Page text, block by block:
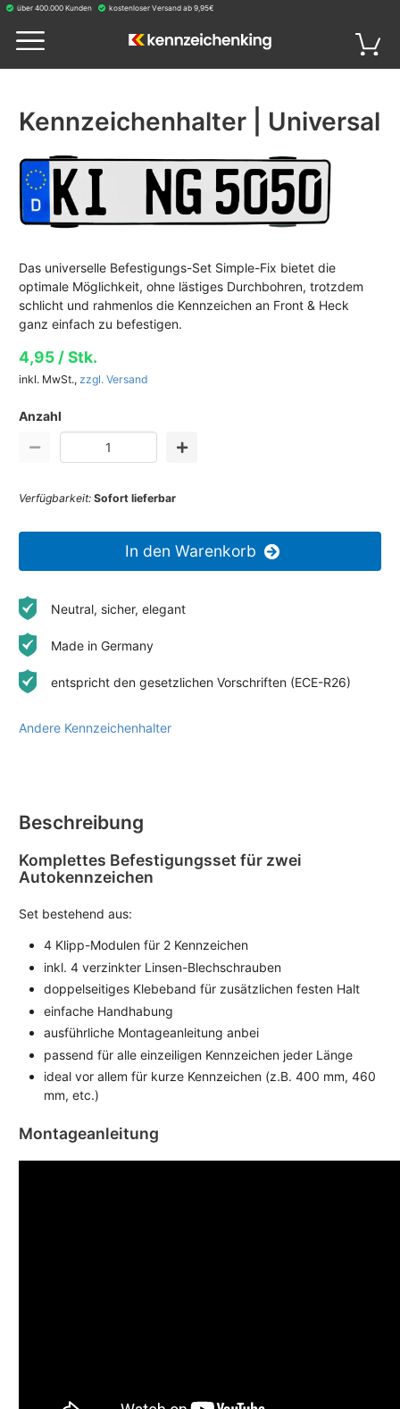
über 400.000 Kunden kostenloser Versand ab 9,95€
Kennzeichenhalter | Universal
Das universelle Befestigungs-Set Simple-Fix bietet die
optimale Möglichkeit, ohne lästiges Durchbohren, trotzdem
schlicht und rahmenlos die Kennzeichen an Front & Heck
ganz einfach zu befestigen.
4,95 / Stk.
inkl. MwSt., zzgl. Versand
Anzahl
Verfügbarkeit: Sofort lieferbar
In den Warenkorb
Neutral, sicher, elegant
Made in Germany
entspricht den gesetzlichen Vorschriften (ECE-R26)
Andere Kennzeichenhalter
Beschreibung
Komplettes Befestigungsset für zwei
Autokennzeichen
Set bestehend aus:
4 Klipp-Modulen für 2 Kennzeichen
inkl. 4 verzinkter Linsen-Blechschrauben
doppelseitiges Klebeband für zusätzlichen festen Halt
einfache Handhabung
ausführliche Montageanleitung anbei
passend für alle einzeiligen Kennzeichen jeder Länge
ideal vor allem für kurze Kennzeichen (z.B. 400 mm, 460
mm, etc.)
Montageanleitung